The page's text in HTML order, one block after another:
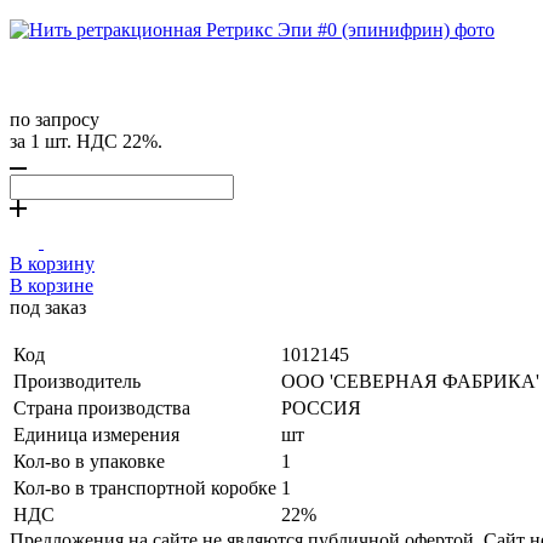
по запросу
за 1 шт. НДС 22%.
В корзину
В корзине
под заказ
Код
1012145
Производитель
ООО 'СЕВЕРНАЯ ФАБРИКА'
Страна производства
РОССИЯ
Единица измерения
шт
Кол-во в упаковке
1
Кол-во в транспортной коробке 1
НДС
22%